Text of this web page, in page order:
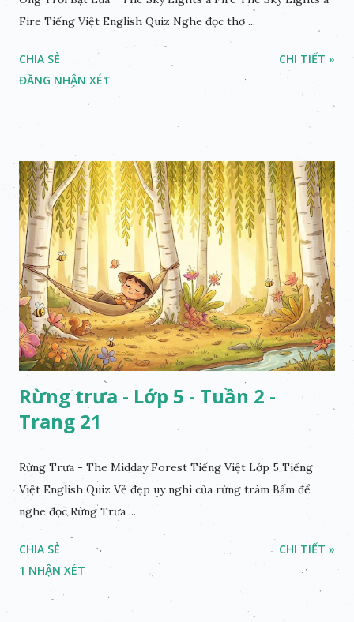
Fire Tiếng Việt English Quiz Nghe đọc thơ ...
CHIA SẺ
ĐĂNG NHẬN XÉT
CHI TIẾT »
Rừng trưa - Lớp 5 - Tuần 2 -
Trang 21
Rừng Trưa - The Midday Forest Tiếng Việt Lớp 5 Tiếng
Việt English Quiz Vẻ đẹp uy nghi của rừng tràm Bấm để
nghe đọc Rừng Trưa ...
CHIA SẺ
1 NHẬN XÉT
CHI TIẾT »